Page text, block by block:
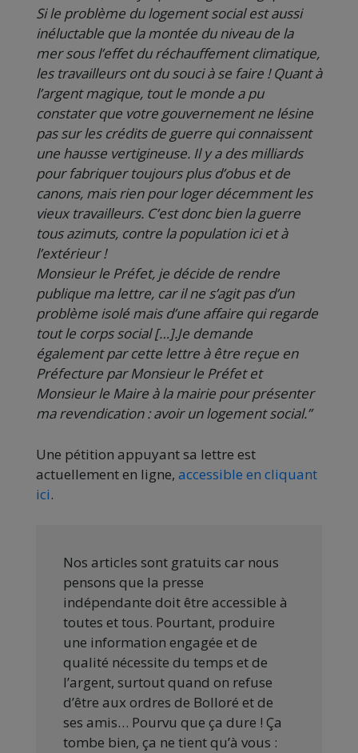
Si le problème du logement social est aussi
inéluctable que la montée du niveau de la
mer sous l’effet du réchauffement climatique,
les travailleurs ont du souci à se faire ! Quant à
l’argent magique, tout le monde a pu
constater que votre gouvernement ne lésine
pas sur les crédits de guerre qui connaissent
une hausse vertigineuse. Il y a des milliards
pour fabriquer toujours plus d’obus et de
canons, mais rien pour loger décemment les
vieux travailleurs. C’est donc bien la guerre
tous azimuts, contre la population ici et à
l’extérieur !
Monsieur le Préfet, je décide de rendre
publique ma lettre, car il ne s’agit pas d’un
problème isolé mais d’une affaire qui regarde
tout le corps social […].Je demande
également par cette lettre à être reçue en
Préfecture par Monsieur le Préfet et
Monsieur le Maire à la mairie pour présenter
ma revendication : avoir un logement social.”
Une pétition appuyant sa lettre est
actuellement en ligne, accessible en cliquant
ici.
Nos articles sont gratuits car nous
pensons que la presse
indépendante doit être accessible à
toutes et tous. Pourtant, produire
une information engagée et de
qualité nécessite du temps et de
l’argent, surtout quand on refuse
d’être aux ordres de Bolloré et de
ses amis… Pourvu que ça dure ! Ça
tombe bien, ça ne tient qu’à vous :